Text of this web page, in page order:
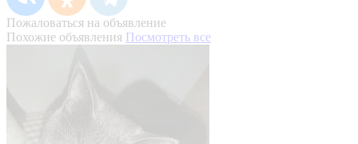
Пожаловаться на объявление
Похожие объявления Посмотреть все